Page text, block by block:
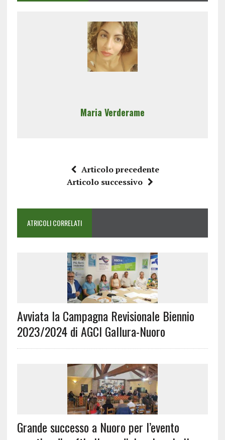
Maria Verderame
Articolo precedente
Articolo successivo
ATRICOLI CORRELATI
Avviata la Campagna Revisionale Biennio
2023/2024 di AGCI Gallura-Nuoro
Grande successo a Nuoro per l’evento